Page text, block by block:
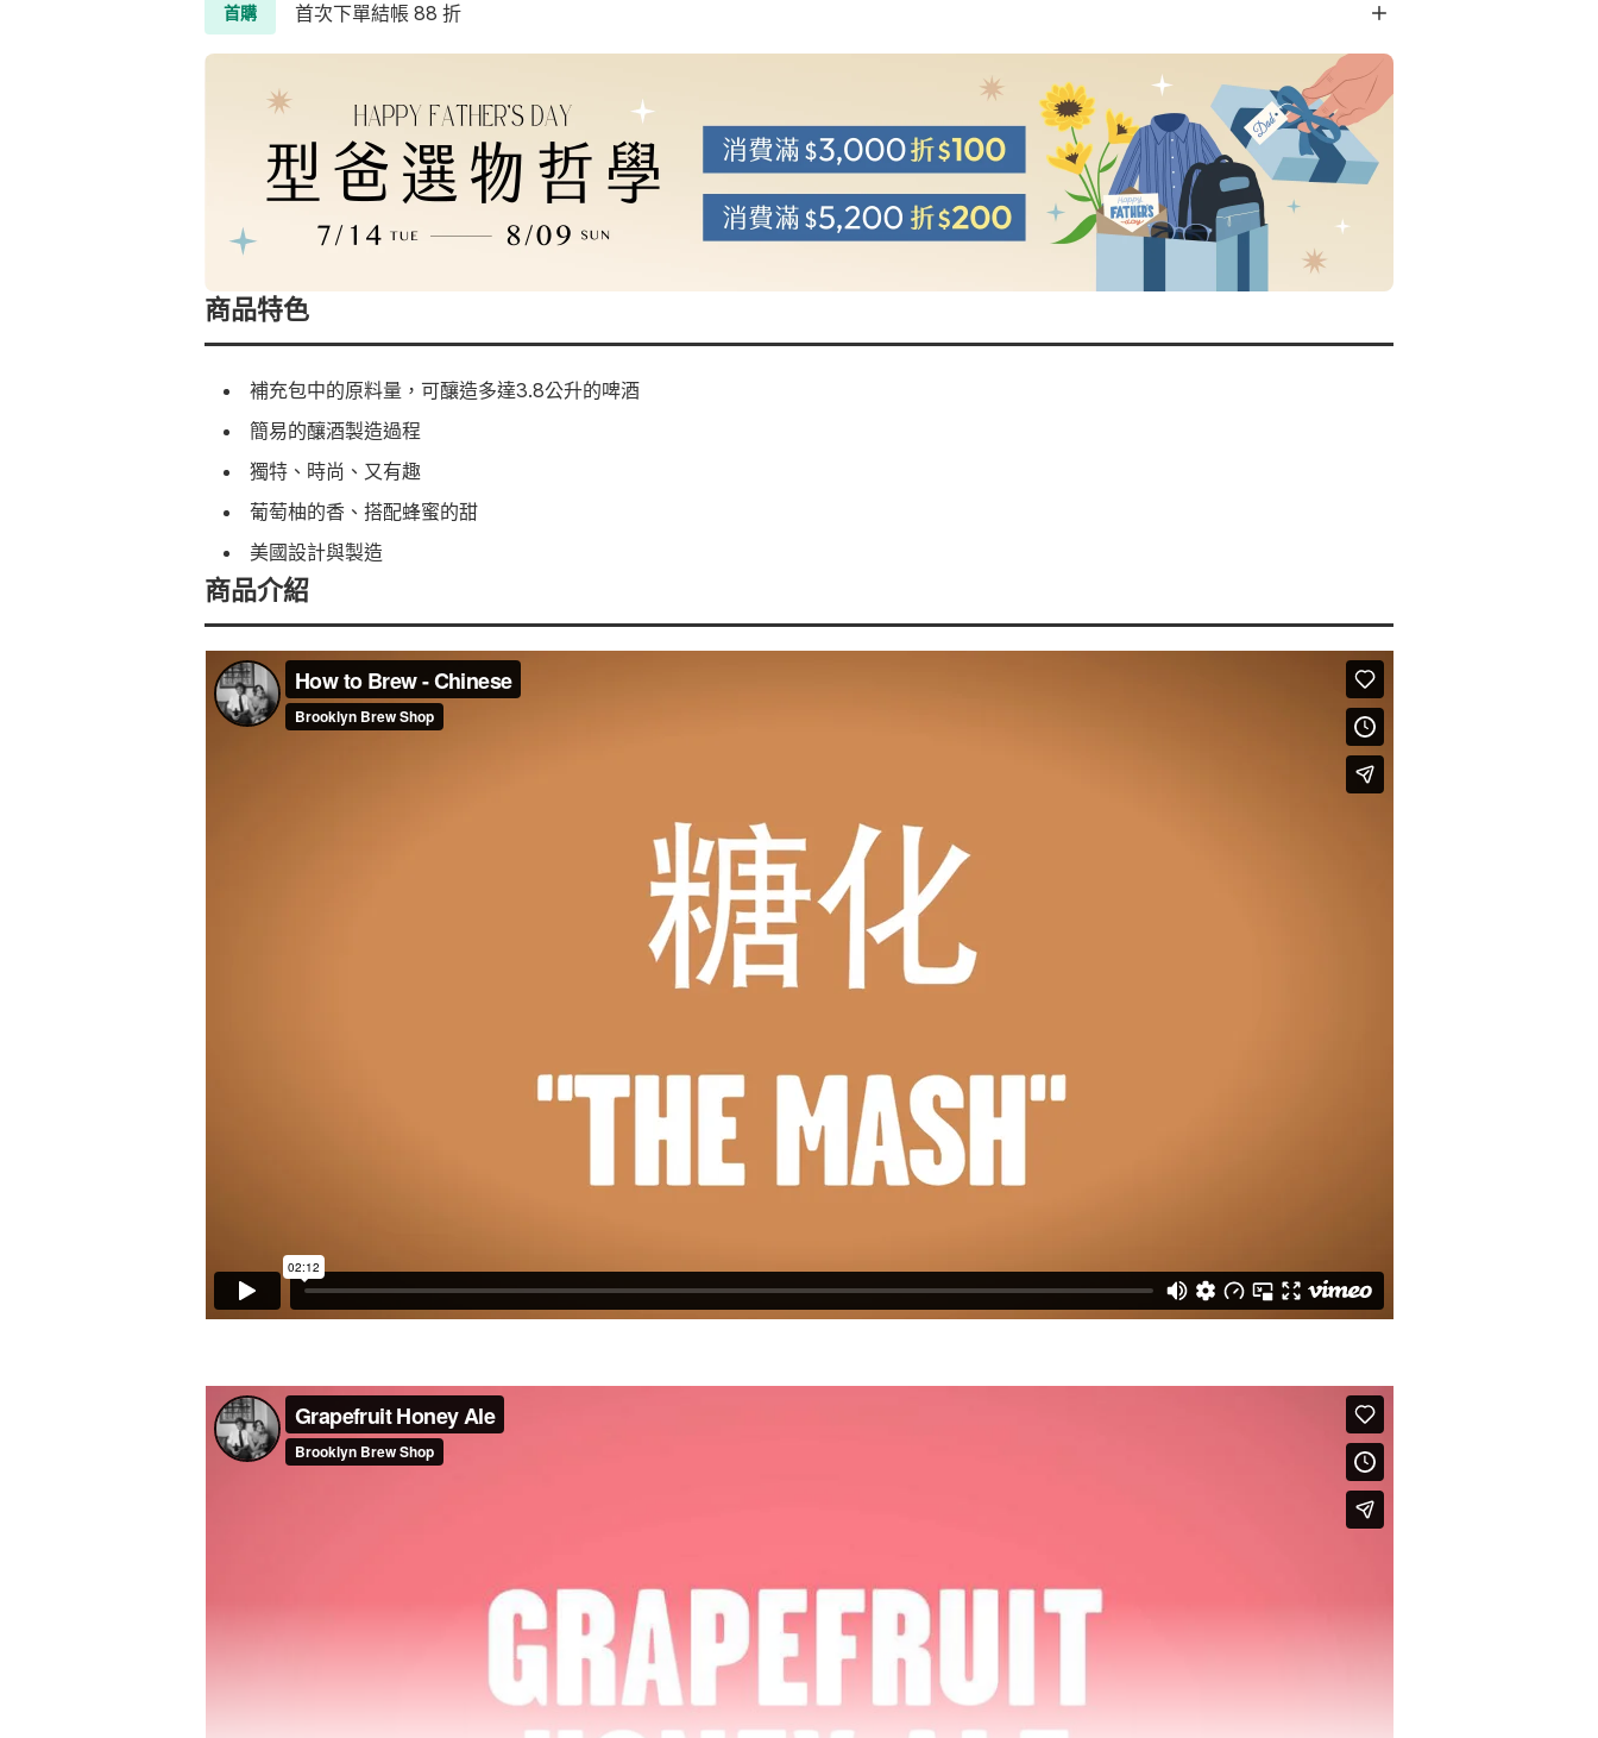
首購 首次下單結帳 88 折
商品特色
補充包中的原料量，可釀造多達3.8公升的啤酒
簡易的釀酒製造過程
獨特、時尚、又有趣
葡萄柚的香、搭配蜂蜜的甜
美國設計與製造
商品介紹